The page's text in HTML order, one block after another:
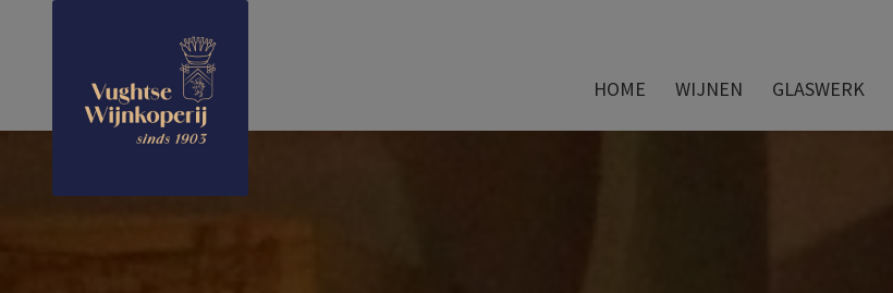
HOME WIJNEN GLASWERK